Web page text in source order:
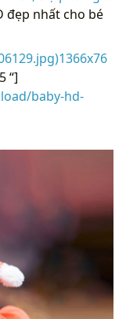
đẹp nhất cho bé
“]
baby-hd-